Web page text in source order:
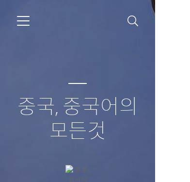
중국, 중국어의
모든것